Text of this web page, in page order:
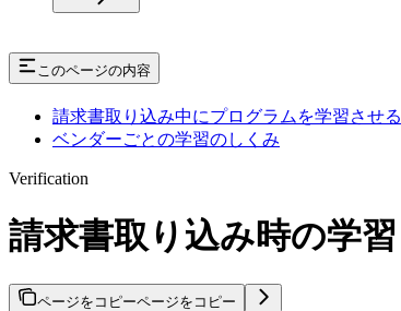
このページの内容
請求書取り込み中にプログラムを学習させる
ベンダーごとの学習のしくみ
Verification
請求書取り込み時の学習
ページをコピーページをコピー